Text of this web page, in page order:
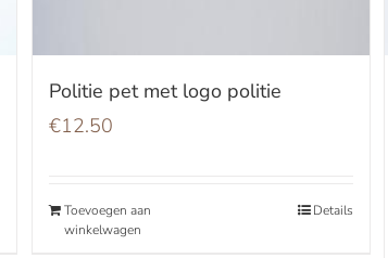
Politie pet met logo politie
€12.50
Toevoegen aan
winkelwagen
Details